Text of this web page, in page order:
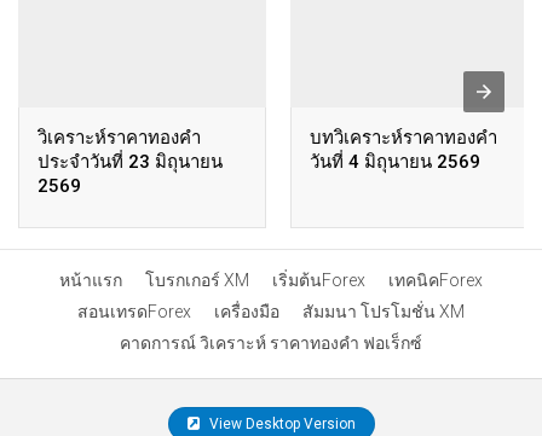
วิเคราะห์ราคาทองคำ
ประจำวันที่ 23 มิถุนายน
2569
บทวิเคราะห์ราคาทองคำ
วันที่ 4 มิถุนายน 2569
หน้าแรก โบรกเกอร์ XM เริ่มต้นForex
เทคนิคForex
สอนเทรดForex
เครื่องมือ
สัมมนา โปรโมชั่น XM
คาดการณ์ วิเคราะห์ ราคาทองคำ ฟอเร็กซ์
View Desktop Version